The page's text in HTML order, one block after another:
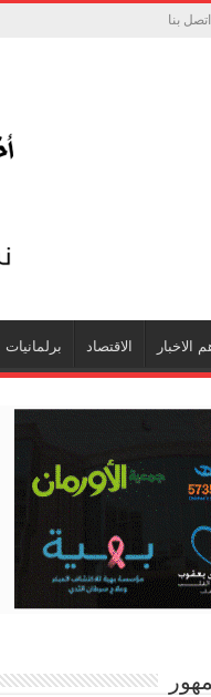
اتصل بنا
الاخبار الاقتصاد برلمانيات